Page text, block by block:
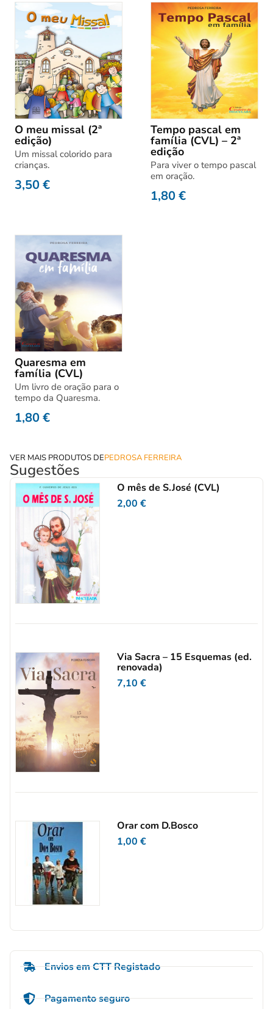
O meu missal (2ª
edição)
Um missal colorido para
crianças.
3,50€
Tempo pascal em
família (CVL) – 2ª
edição
Para viver o tempo pascal
em oração.
1,80€
Quaresma em
família (CVL)
Um livro de oração para o
tempo da Quaresma.
1,80€
VER MAIS PRODUTOS DEPEDROSA FERREIRA
Sugestões
O mês de S.José (CVL)
2,00€
Via Sacra – 15 Esquemas (ed.
renovada)
7,10€
Orar com D.Bosco
1,00€
Envios em CTT Registado
Pagamento seguro